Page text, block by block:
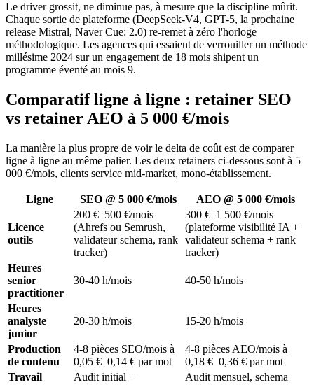
Le driver grossit, ne diminue pas, à mesure que la discipline mûrit.
Chaque sortie de plateforme (DeepSeek-V4, GPT-5, la prochaine
release Mistral, Naver Cue: 2.0) re-remet à zéro l'horloge
méthodologique. Les agences qui essaient de verrouiller un méthode
millésime 2024 sur un engagement de 18 mois shipent un
programme éventé au mois 9.
Comparatif ligne à ligne : retainer SEO
vs retainer AEO à 5 000 €/mois
La manière la plus propre de voir le delta de coût est de comparer
ligne à ligne au même palier. Les deux retainers ci-dessous sont à 5
000 €/mois, clients service mid-market, mono-établissement.
Ligne SEO @ 5 000 €/mois AEO @ 5 000 €/mois
Licence
outils
200 €–500 €/mois
(Ahrefs ou Semrush,
validateur schema, rank
tracker)
300 €–1 500 €/mois
(plateforme visibilité IA +
validateur schema + rank
tracker)
Heures
senior
practitioner
30-40 h/mois 40-50 h/mois
Heures
analyste
junior
20-30 h/mois 15-20 h/mois
Production
de contenu
4-8 pièces SEO/mois à
0,05 €–0,14 € par mot
4-8 pièces AEO/mois à
0,18 €–0,36 € par mot
Travail
Audit initial +
Audit mensuel, schema